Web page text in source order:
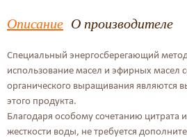
Описание О производителе
Специальный энергосберегающий
использование масел и эфирных масел
органического выращивания являются
этого продукта.
Благодаря особому сочетанию цитрата
жесткости воды, не требуется